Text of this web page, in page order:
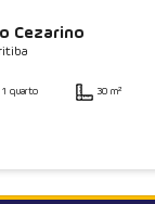
Cezarino
1 quarto 30 m²